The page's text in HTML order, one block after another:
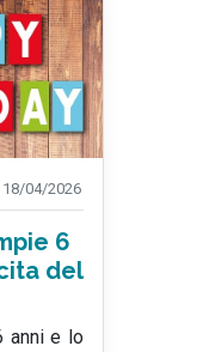
18/04/2026
6
del
anni e lo